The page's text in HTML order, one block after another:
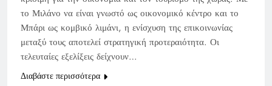
το Μιλάνο να είναι γνωστό ως οικονομικό κέντρο και το
Μπάρι ως κομβικό λιμάνι, η ενίσχυση της επικοινωνίας
μεταξύ τους αποτελεί στρατηγική προτεραιότητα. Οι
τελευταίες εξελίξεις δείχνουν…
Διαβάστε περισσότερα